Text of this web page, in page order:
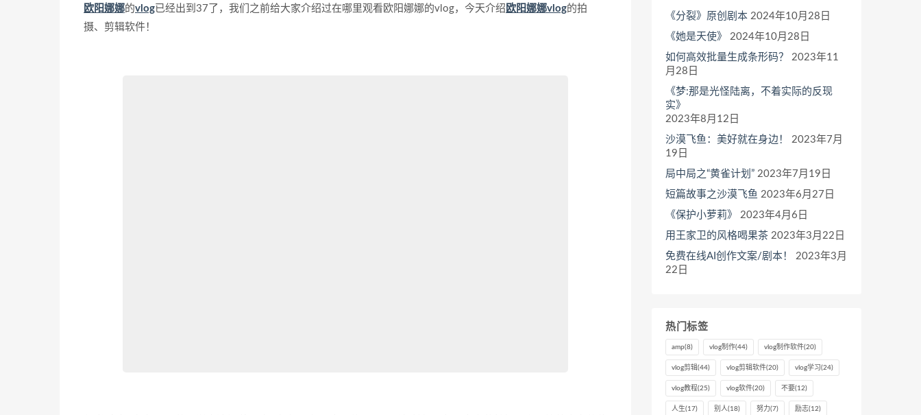
欧阳娜娜的vlog已经出到37了，我们之前给大家介绍过在哪里观看欧阳娜娜的vlog，今天介绍 欧阳娜娜vlog的拍
摄、剪辑软件！
《分裂》原创剧本 2024年10月28日
《她是天使》
2024年10月28日
如何高效批量生成条形码？
2023年11
月28日
《梦:那是光怪陆离，不着实际的反现
实》
2023年8月12日
沙漠飞鱼：美好就在身边！
2023年7月
19日
局中局之“黄雀计划” 2023年7月19日
短篇故事之沙漠飞鱼 2023年6月27日
《保护小萝莉》
2023年4月6日
用王家卫的风格喝果茶 2023年3月22日
免费在线AI创作文案/剧本！
2023年3月
22日
热门标签
amp(8) vlog制作(44) vlog制作软件(20)
vlog剪辑(44) vlog剪辑软件(20) vlog学习(24)
vlog教程(25) vlog软件(20) 不要(12)
人生(17) 别人(18) 努力(7) 励志(12)